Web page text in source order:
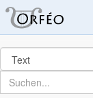
Suchen
in
für
suchen
nach